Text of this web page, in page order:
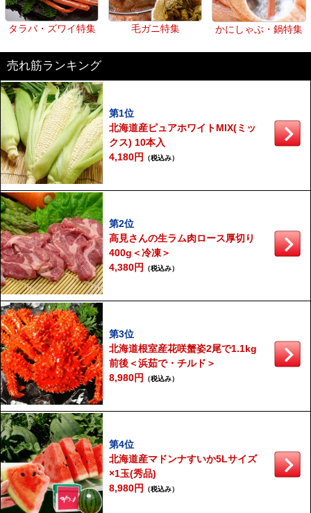
タラバ・ズワイ特集 毛ガニ特集 かにしゃぶ・鍋特集
売れ筋ランキング
第1位
北海道産ピュアホワイトMIX(ミッ
クス) 10本入
4,180円 （税込み）
第2位
高見さんの生ラム肉ロース厚切り
400g＜冷凍＞
4,380円 （税込み）
第3位
北海道根室産花咲蟹姿2尾で1.1kg
前後＜浜茹で・チルド＞
8,980円 （税込み）
第4位
北海道産マドンナすいか5Lサイズ
×1玉(秀品)
8,980円 （税込み）